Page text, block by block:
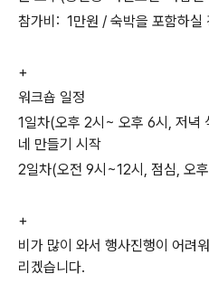
참가비: 1만원 / 숙박을 포함하실
+
워크숍 일정
1일차(오후 2시~ 오후 6시, 저녁
네 만들기 시작
2일차(오전 9시~12시, 점심, 오
+
비가 많이 와서 행사진행이 어려
리겠습니다.